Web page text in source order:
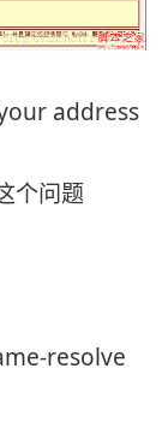
address
个问题
resolve